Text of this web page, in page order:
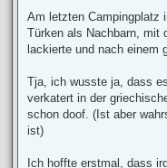
Am letzten Campingplatz
Türken als Nachbarn, mit
lackierte und nach einem
Tja, ich wusste ja, dass
verkatert in der
schon doof. (Ist aber
ist)
Ich hoffte erstmal, dass